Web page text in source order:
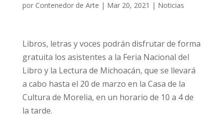
por Contenedor de Arte | Mar 20, 2021 | Noticias
Libros, letras y voces podrán disfrutar de forma
gratuita los asistentes a la Feria Nacional del
Libro y la Lectura de Michoacán, que se llevará
a cabo hasta el 20 de marzo en la Casa de la
Cultura de Morelia, en un horario de 10 a 4 de
la tarde.